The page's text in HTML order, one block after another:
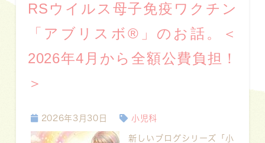
RSウイルス母子免疫ワクチン
「アブリスボ®」のお話。＜
2026年4月から全額公費負担！
＞
2026年3月30日 小児科
新しいブログシリーズ「小